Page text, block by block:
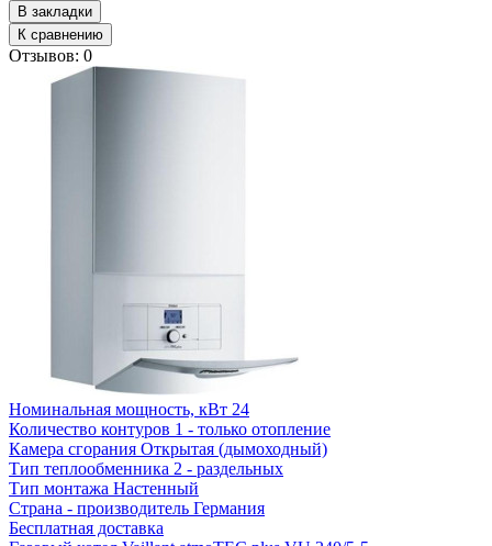
В закладки
К сравнению
Отзывов: 0
Номинальная мощность, кВт 24
Количество контуров 1 - только отопление
Камера сгорания Открытая (дымоходный)
Тип теплообменника 2 - раздельных
Тип монтажа Настенный
Страна - производитель Германия
Бесплатная доставка